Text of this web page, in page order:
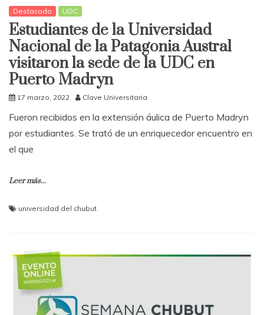
Destacado UDC
Estudiantes de la Universidad
Nacional de la Patagonia Austral
visitaron la sede de la UDC en
Puerto Madryn
17 marzo, 2022 Clave Universitaria
Fueron recibidos en la extensión áulica de Puerto Madryn
por estudiantes. Se trató de un enriquecedor encuentro en
el que
Leer más...
universidad del chubut